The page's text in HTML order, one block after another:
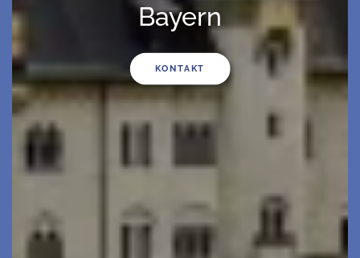
Bayern
KONTAKT